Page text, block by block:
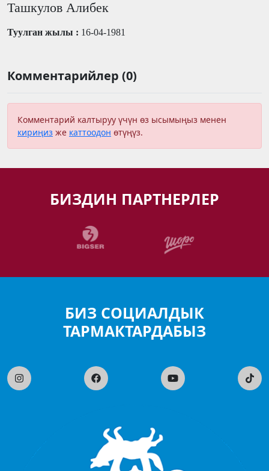
Ташкулов Алибек
Туулган жылы : 16-04-1981
Комментарийлер (0)
Комментарий калтыруу үчүн өз ысымыңыз менен
кириңиз же каттоодон өтүңүз.
БИЗДИН ПАРТНЕРЛЕР
БИЗ СОЦИАЛДЫК
ТАРМАКТАРДАБЫЗ